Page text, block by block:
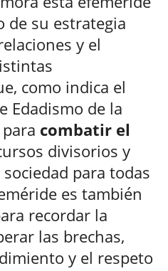
de su estrategia
y el
como indica el
Edadismo de la
combatir el
divisorios y
para todas
es también
recordar la
las brechas,
y el respeto